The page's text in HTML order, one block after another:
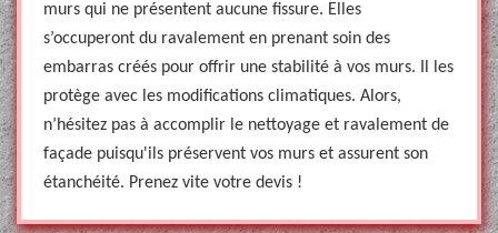
murs qui ne présentent aucune fissure. Elles
s’occuperont du ravalement en prenant soin des
embarras créés pour offrir une stabilité à vos murs. Il les
protège avec les modifications climatiques. Alors,
n’hésitez pas à accomplir le nettoyage et ravalement de
façade puisqu'ils préservent vos murs et assurent son
étanchéité. Prenez vite votre devis !